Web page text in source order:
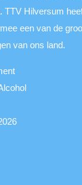
TTV Hilversum
een van de
van ons land.